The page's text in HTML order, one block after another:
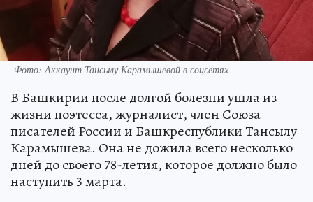
Фото: Аккаунт Тансылу Карамышевой в соцсетях
В Башкирии после долгой болезни ушла из
жизни поэтесса, журналист, член Союза
писателей России и Башкреспублики Тансылу
Карамышева. Она не дожила всего несколько
дней до своего 78-летия, которое должно было
наступить 3 марта.